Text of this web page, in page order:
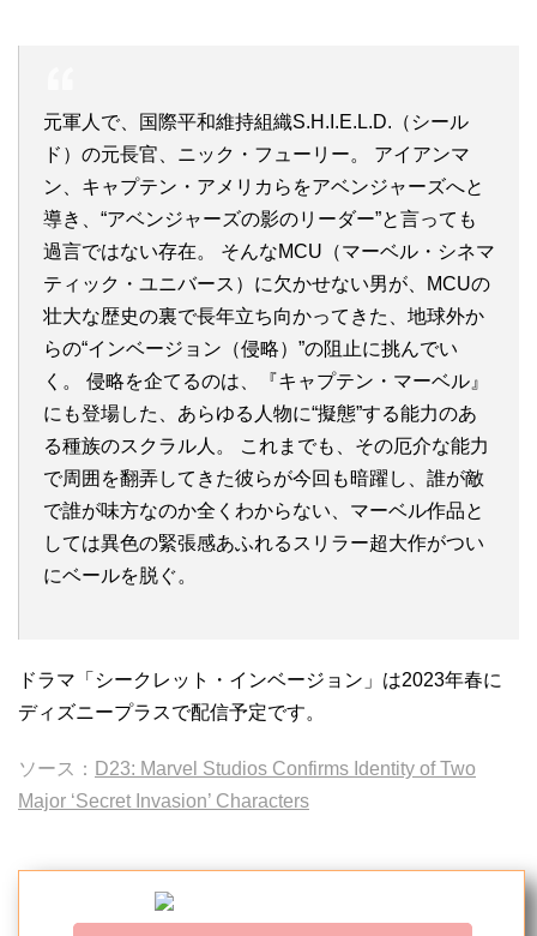
元軍人で、国際平和維持組織S.H.I.E.L.D.（シール
ド）の元長官、ニック・フューリー。 アイアンマ
ン、キャプテン・アメリカらをアベンジャーズへと
導き、“アベンジャーズの影のリーダー”と言っても
過言ではない存在。 そんなMCU（マーベル・シネマ
ティック・ユニバース）に欠かせない男が、MCUの
壮大な歴史の裏で長年立ち向かってきた、地球外か
らの“インベージョン（侵略）”の阻止に挑んでい
く。 侵略を企てるのは、『キャプテン・マーベル』
にも登場した、あらゆる人物に“擬態”する能力のあ
る種族のスクラル人。 これまでも、その厄介な能力
で周囲を翻弄してきた彼らが今回も暗躍し、誰が敵
で誰が味方なのか全くわからない、マーベル作品と
しては異色の緊張感あふれるスリラー超大作がつい
にベールを脱ぐ。
ドラマ「シークレット・インベージョン」は2023年春に
ディズニープラスで配信予定です。
ソース：
D23: Marvel Studios Confirms Identity of Two
Major ‘Secret Invasion’ Characters